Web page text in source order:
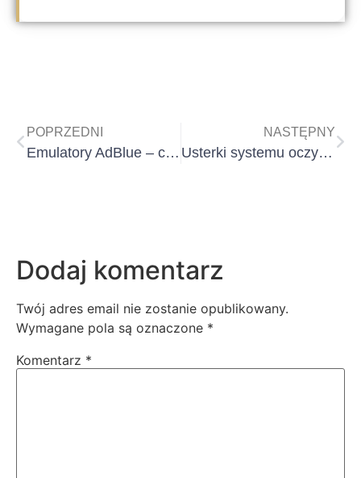
POPRZEDNI
Emulatory AdBlue – co grozi firmom transportowym i jak pomagamy?
NASTĘPNY
Usterki systemu oczyszczania spalin – Abgasanlage, NOx, SCR. Co grozi firmom transportowym i jak pomagamy?
Dodaj komentarz
Twój adres email nie zostanie opublikowany.
Wymagane pola są oznaczone *
Komentarz *